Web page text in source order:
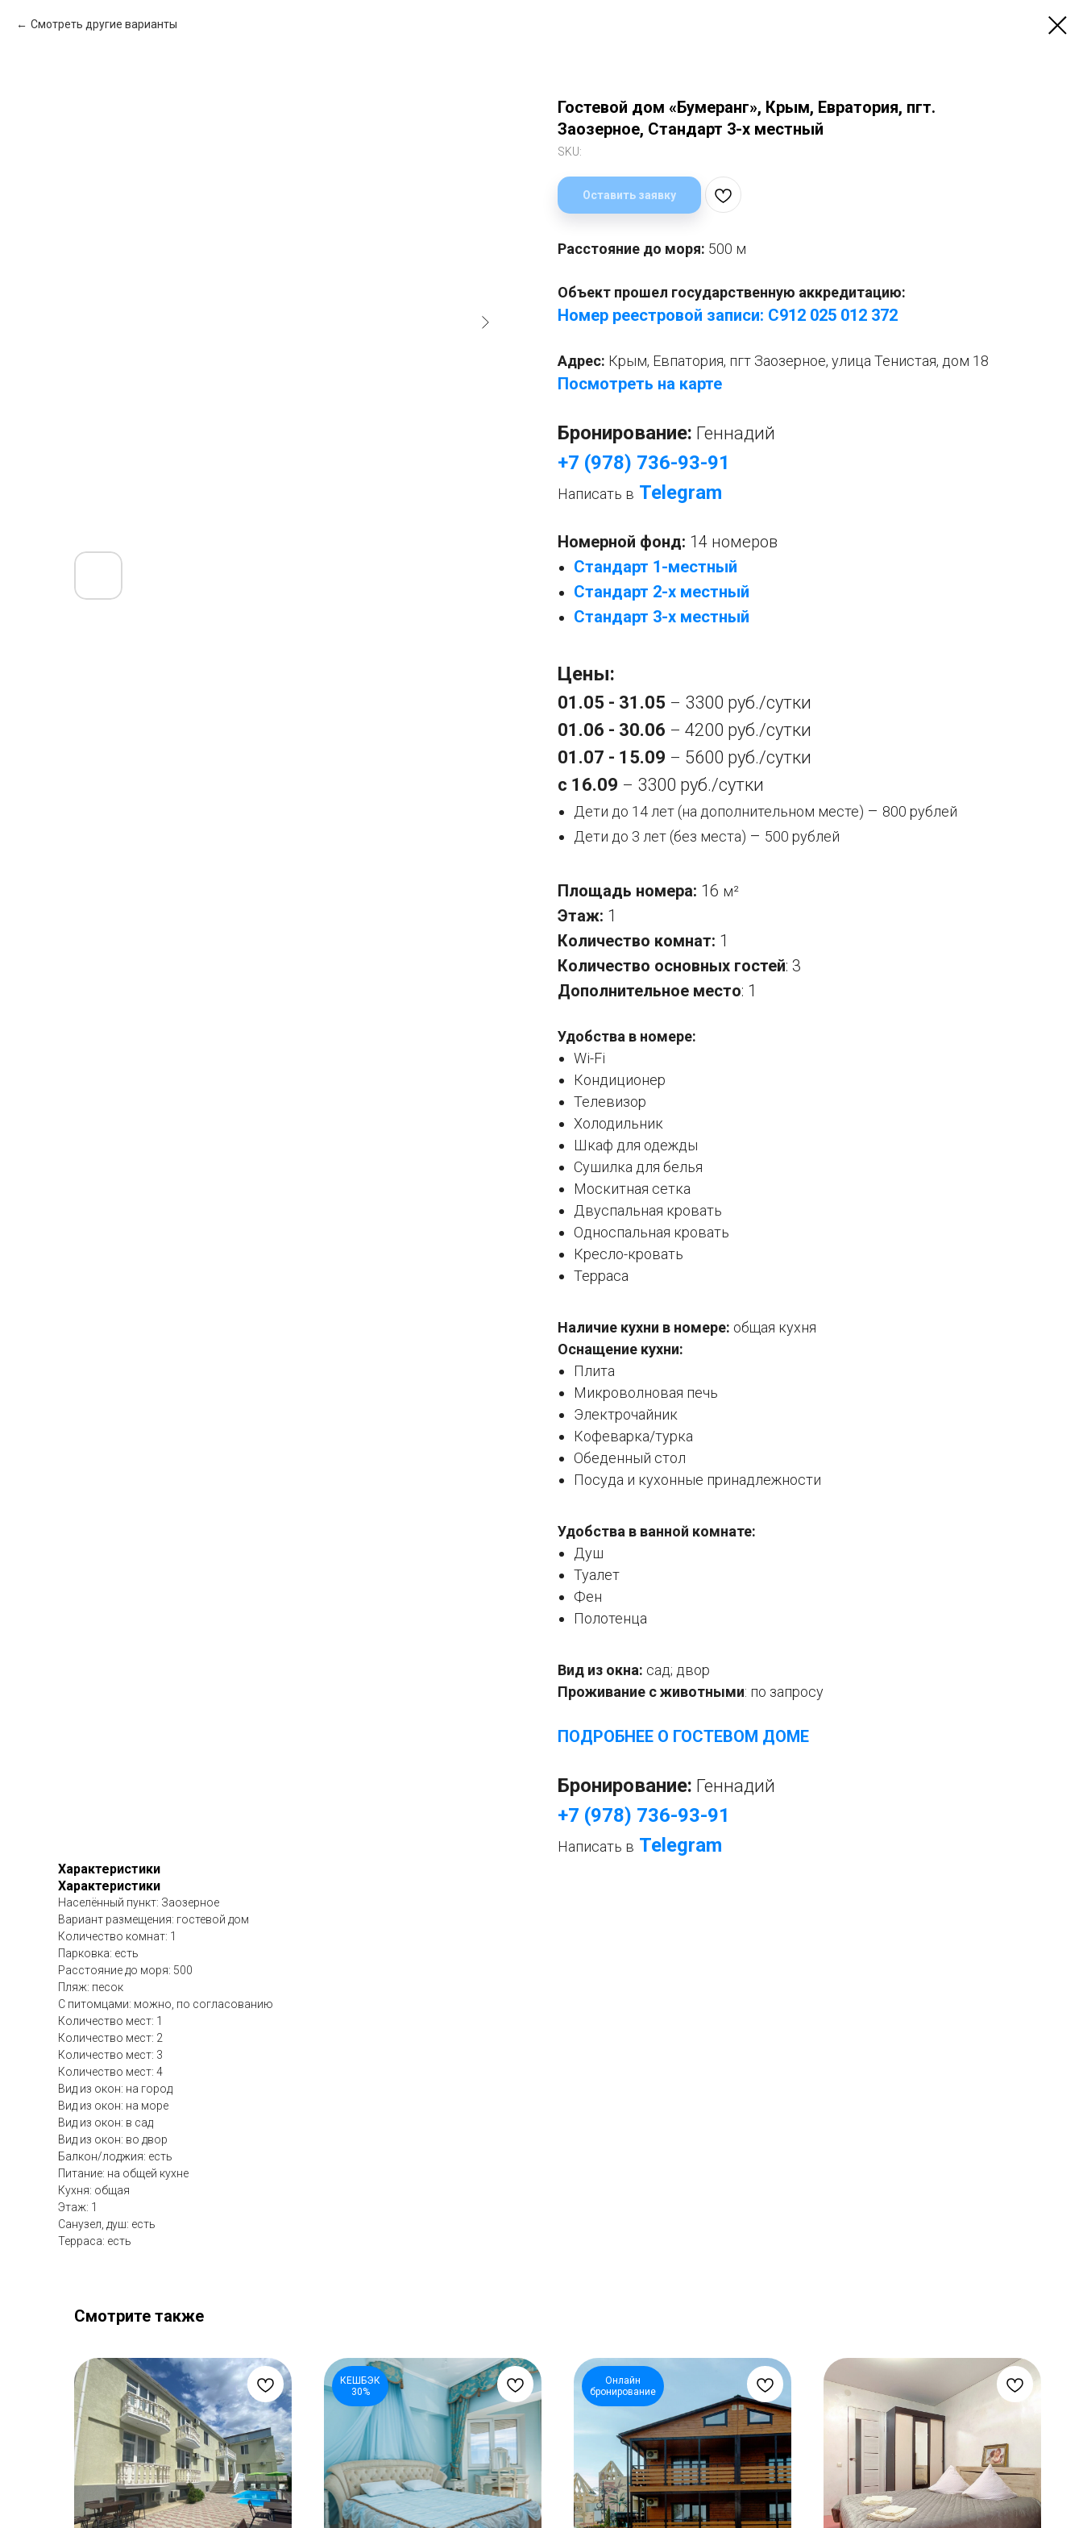
Смотреть другие варианты
Гостевой дом «Бумеранг», Крым, Евратория, пгт.
Заозерное, Стандарт 3-х местный
SKU:
Оставить заявку
Расстояние до моря: 500 м
Объект прошел государственную аккредитацию:
Номер реестровой записи: С912 025 012 372
Адрес: Крым, Евпатория, пгт Заозерное, улица Тенистая, дом 18
Посмотреть на карте
Бронирование: Геннадий
+7 (978) 736-93-91
Написать в Telegram
Номерной фонд: 14 номеров
Стандарт 1-местный
Стандарт 2-х местный
Стандарт 3-х местный
Цены:
01.05 - 31.05 – 3300 руб./сутки
01.06 - 30.06 – 4200 руб./сутки
01.07 - 15.09 – 5600 руб./сутки
с 16.09 – 3300 руб./сутки
Дети до 14 лет (на дополнительном месте) – 800 рублей
Дети до 3 лет (без места) – 500 рублей
Площадь номера: 16 м²
Этаж: 1
Количество комнат: 1
Количество основных гостей: 3
Дополнительное место: 1
Удобства в номере:
Wi-Fi
Кондиционер
Телевизор
Холодильник
Шкаф для одежды
Сушилка для белья
Москитная сетка
Двуспальная кровать
Односпальная кровать
Кресло-кровать
Терраса
Наличие кухни в номере: общая кухня
Оснащение кухни:
Плита
Микроволновая печь
Электрочайник
Кофеварка/турка
Обеденный стол
Посуда и кухонные принадлежности
Удобства в ванной комнате:
Душ
Туалет
Фен
Полотенца
Вид из окна: сад; двор
Проживание с животными: по запросу
ПОДРОБНЕЕ О ГОСТЕВОМ ДОМЕ
Бронирование: Геннадий
+7 (978) 736-93-91
Написать в Telegram
Характеристики
Характеристики
Населённый пункт: Заозерное
Вариант размещения: гостевой дом
Количество комнат: 1
Парковка: есть
Расстояние до моря: 500
Пляж: песок
С питомцами: можно, по согласованию
Количество мест: 1
Количество мест: 2
Количество мест: 3
Количество мест: 4
Вид из окон: на город
Вид из окон: на море
Вид из окон: в сад
Вид из окон: во двор
Балкон/лоджия: есть
Питание: на общей кухне
Кухня: общая
Этаж: 1
Санузел, душ: есть
Терраса: есть
Смотрите также
КЕШБЭК
30%
Онлайн
бронирование